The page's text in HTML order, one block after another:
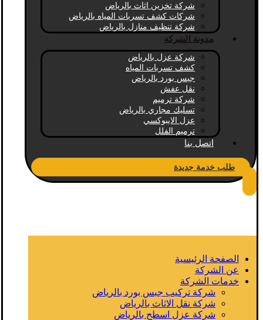
شركة تخزين اثاث بالرياض
شركات كشف تسربات المياه بالرياض
شركة تنظيف منازل بالرياض
مدونة الشركة
شركة عزل بالرياض
كشف تسربات المياه
جبس بورد بالرياض
نقل عفش
شركة ترميم
تسليك مجاري بالرياض
عزل الايبوكسي
ترميم الفلل
اتصل بنا
طلب خدمة جديدة
الصفحة الرئيسية
عن الشركة
خدمات الشركة
شركة تركيب جبس بورد بالرياض
شركة نقل الاثاث بالرياض
شركة عزل اسطح بالرياض